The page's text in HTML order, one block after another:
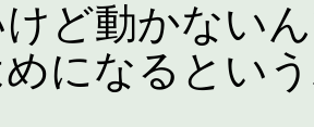
けど動かない
になるとい